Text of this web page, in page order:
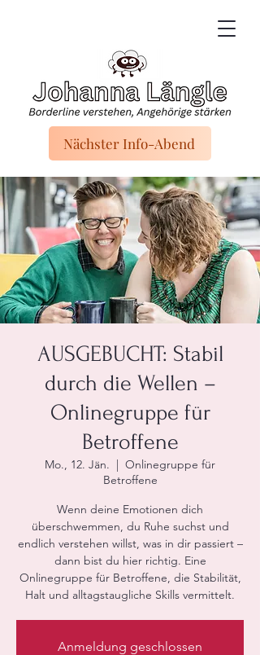
Nächster Info-Abend
AUSGEBUCHT: Stabil
durch die Wellen –
Onlinegruppe für
Betroffene
Mo., 12. Jän.
  |
Onlinegruppe für
Betroffene
Wenn deine Emotionen dich
überschwemmen, du Ruhe suchst und
endlich verstehen willst, was in dir passiert –
dann bist du hier richtig. Eine
Onlinegruppe für Betroffene, die Stabilität,
Halt und alltagstaugliche Skills vermittelt.
Anmeldung geschlossen